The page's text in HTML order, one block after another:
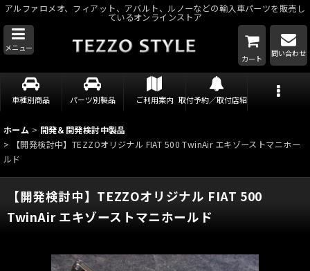
アルファロメオ、フィアット、アバルト、ルノーなどの輸入車パーツを販売し
ているオンラインストア
メニュー
カート
問い合わせ
車種別商品 パーツ別製品 ご利用案内 取付予約／取付店紹介
ホーム > 開発＆開発検討中製品
>
【開発検討中】TEZZOオリジナル FIAT 500 TwinAir エキゾーストマニホー
ルド
【開発検討中】TEZZOオリジナル FIAT 500
TwinAir エキゾーストマニホールド